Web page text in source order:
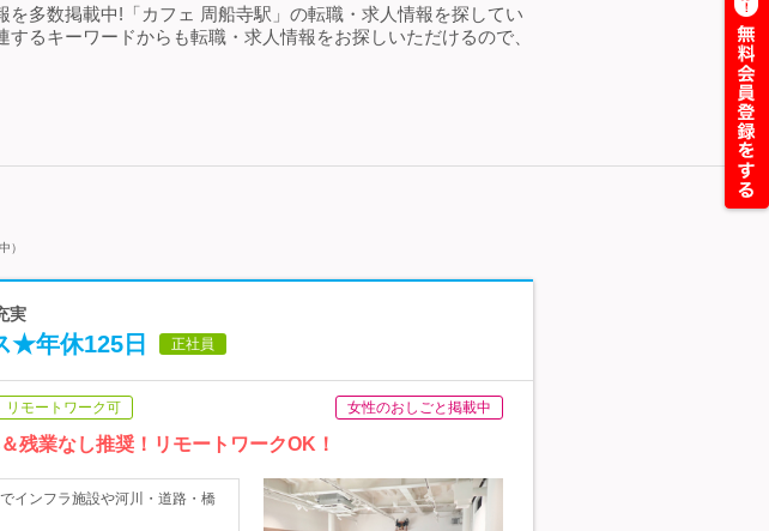
多数掲載中!「カフェ 周船寺駅」の転職・求人情報を探してい
るキーワードからも転職・求人情報をお探しいただけるので、
）
実
★年休125日 正社員
リモートワーク可 女性のおしごと掲載中
残業なし推奨！リモートワークOK！
インフラ施設や河川・道路・橋